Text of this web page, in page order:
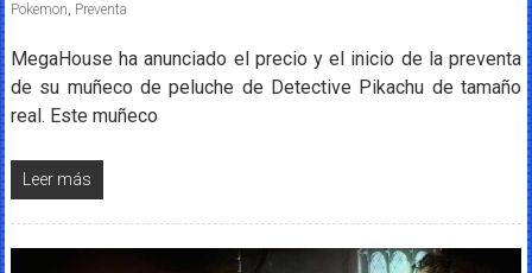
Pokemon, Preventa
MegaHouse ha anunciado el precio y el inicio de la preventa
de su muñeco de peluche de Detective Pikachu de tamaño
real. Este muñeco
Leer más